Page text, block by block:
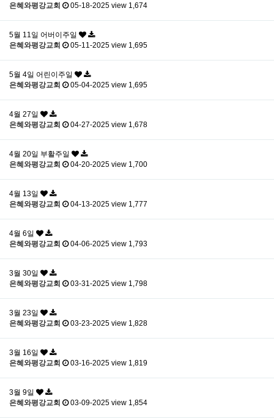
은혜와평강교회
05-18-2025 view 1,674
5월 11일 어버이주일
은혜와평강교회
05-11-2025 view 1,695
5월 4일 어린이주일
은혜와평강교회
05-04-2025 view 1,695
4월 27일
은혜와평강교회
04-27-2025 view 1,678
4월 20일 부활주일
은혜와평강교회
04-20-2025 view 1,700
4월 13일
은혜와평강교회
04-13-2025 view 1,777
4월 6일
은혜와평강교회
04-06-2025 view 1,793
3월 30일
은혜와평강교회
03-31-2025 view 1,798
3월 23일
은혜와평강교회
03-23-2025 view 1,828
3월 16일
은혜와평강교회
03-16-2025 view 1,819
3월 9일
은혜와평강교회
03-09-2025 view 1,854